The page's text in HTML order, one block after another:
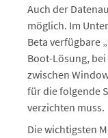
Auch der
möglich. Im
Beta verfügbare
Boot-Lösung,
zwischen
für die folgende
verzichten muss.
Die wichtigsten